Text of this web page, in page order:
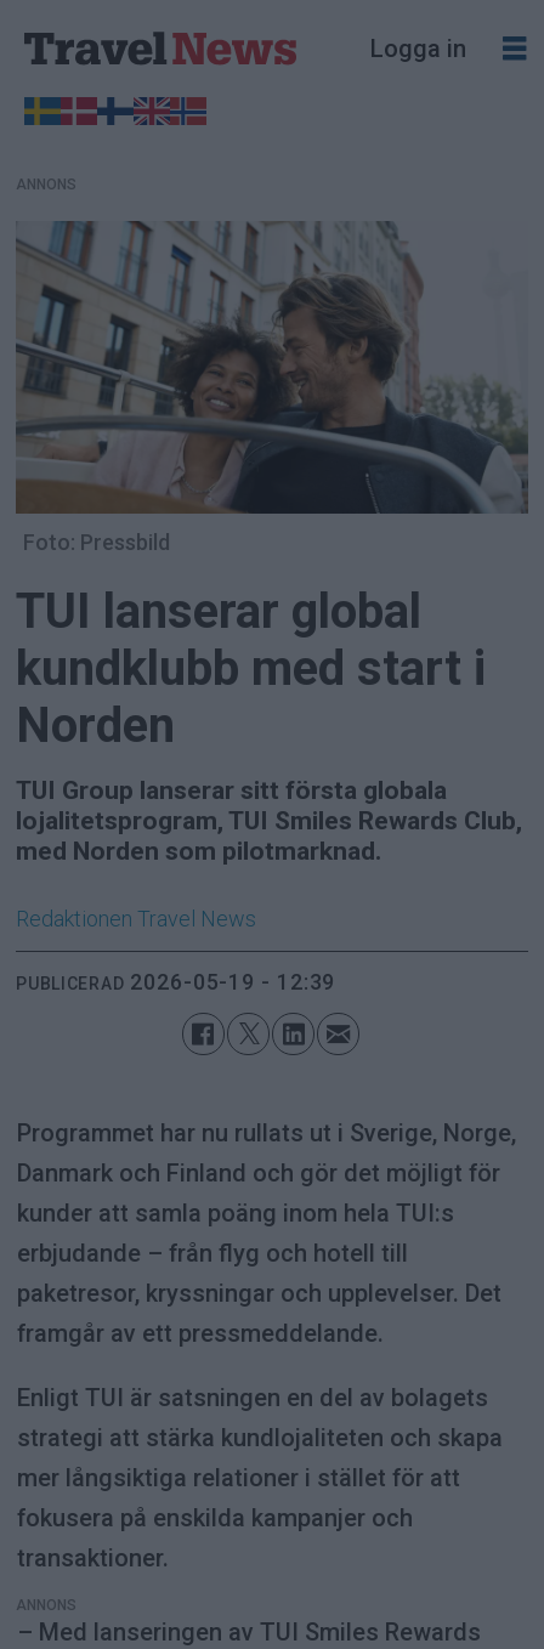
Logga in
ANNONS
Foto: Pressbild
TUI lanserar global
kundklubb med start i
Norden
TUI Group lanserar sitt första globala
lojalitetsprogram, TUI Smiles Rewards Club,
med Norden som pilotmarknad.
Redaktionen Travel News
PUBLICERAD 2026-05-19 - 12:39
Programmet har nu rullats ut i Sverige, Norge,
Danmark och Finland och gör det möjligt för
kunder att samla poäng inom hela TUI:s
erbjudande – från flyg och hotell till
paketresor, kryssningar och upplevelser. Det
framgår av ett pressmeddelande.
Enligt TUI är satsningen en del av bolagets
strategi att stärka kundlojaliteten och skapa
mer långsiktiga relationer i stället för att
fokusera på enskilda kampanjer och
transaktioner.
ANNONS
– Med lanseringen av TUI Smiles Rewards